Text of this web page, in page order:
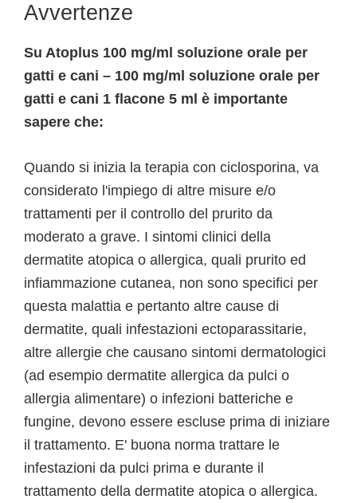
Avvertenze
Su Atoplus 100 mg/ml soluzione orale per
gatti e cani – 100 mg/ml soluzione orale per
gatti e cani 1 flacone 5 ml è importante
sapere che:
Quando si inizia la terapia con ciclosporina, va
considerato l'impiego di altre misure e/o
trattamenti per il controllo del prurito da
moderato a grave. I sintomi clinici della
dermatite atopica o allergica, quali prurito ed
infiammazione cutanea, non sono specifici per
questa malattia e pertanto altre cause di
dermatite, quali infestazioni ectoparassitarie,
altre allergie che causano sintomi dermatologici
(ad esempio dermatite allergica da pulci o
allergia alimentare) o infezioni batteriche e
fungine, devono essere escluse prima di iniziare
il trattamento. E' buona norma trattare le
infestazioni da pulci prima e durante il
trattamento della dermatite atopica o allergica.